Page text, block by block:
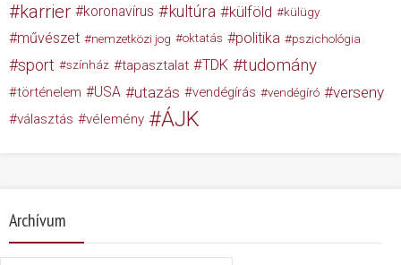
karrier koronavírus kultúra külföld külügy
művészet nemzetközi jog oktatás politika pszichológia
sport színház tapasztalat TDK tudomány
történelem USA utazás vendégírás vendégíró verseny
választás vélemény ÁJK
Archívum